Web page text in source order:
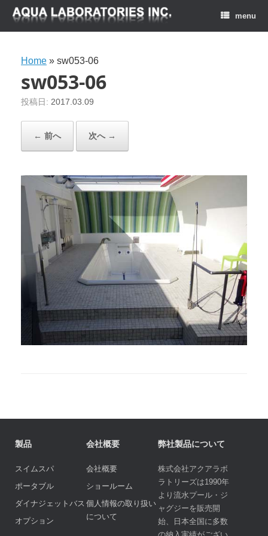
menu
Home » sw053-06
sw053-06
投稿日: 2017.03.09
← 前へ 次へ →
製品
スイムスパ
ポータブル
ダイナジェットバス
オプション
会社概要
会社概要
ショールーム
個人情報の取り扱い
について
弊社製品について
株式会社アクアラボ
ラトリーズは1990年
より流水プール・ジ
ャグジーを販売開
始、日本全国に多数
の納入実績がござい